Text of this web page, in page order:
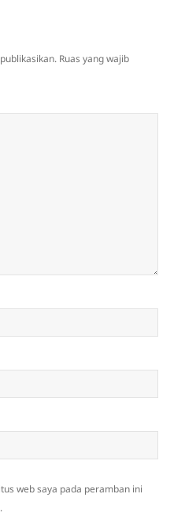
Ruas yang wajib
web saya pada peramban ini